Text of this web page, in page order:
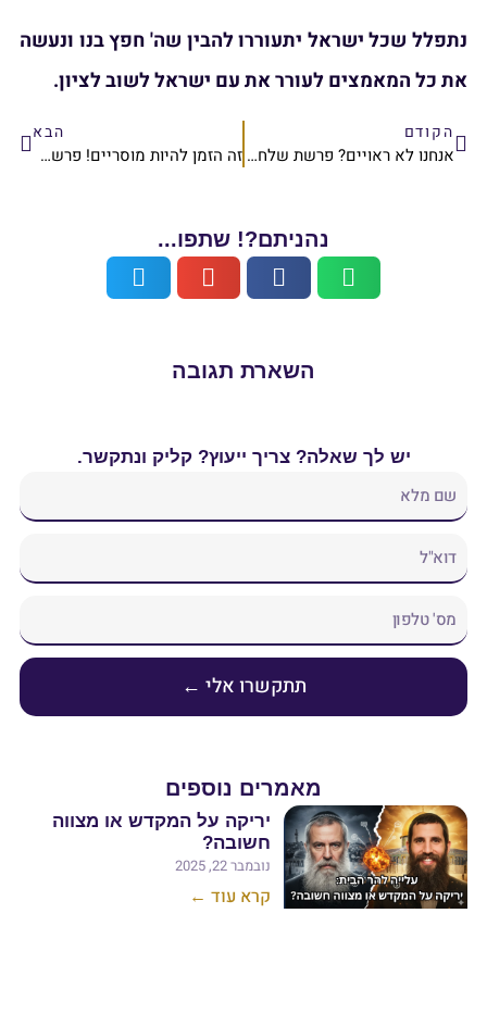
להבין שה' חפץ בנו ונעשה
עם ישראל לשוב לציון.
אנחנו לא ראויים? פרשת שלח-לך | הרב אלישע וולפסון זה הזמן להיות מוסריים! פרשת בלק | הרב אלישע וולפסון
ייעוץ? קליק ונתקשר.
יריקה על המקדש או מצווה
חשובה?
נובמבר 22, 2025
קרא עוד ←